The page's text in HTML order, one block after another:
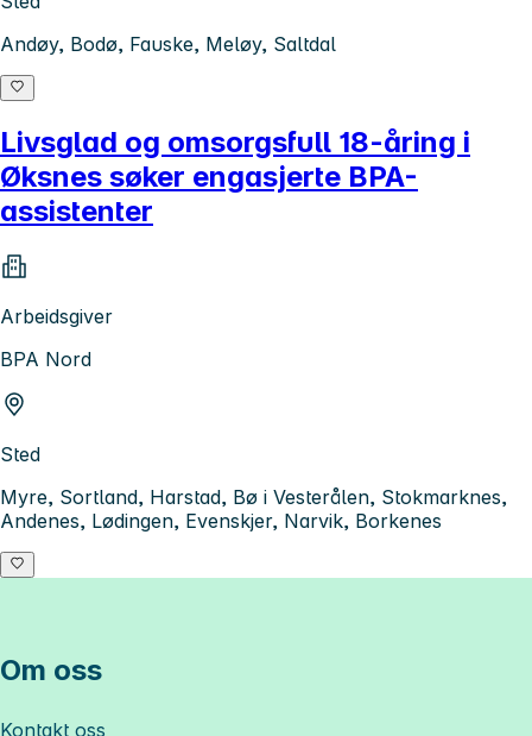
Andøy, Bodø, Fauske, Meløy, Saltdal
Livsglad og omsorgsfull 18-åring i
Øksnes søker engasjerte BPA-
assistenter
Arbeidsgiver
BPA Nord
Sted
Myre, Sortland, Harstad, Bø i Vesterålen, Stokmarknes,
Andenes, Lødingen, Evenskjer, Narvik, Borkenes
Om oss
Kontakt oss